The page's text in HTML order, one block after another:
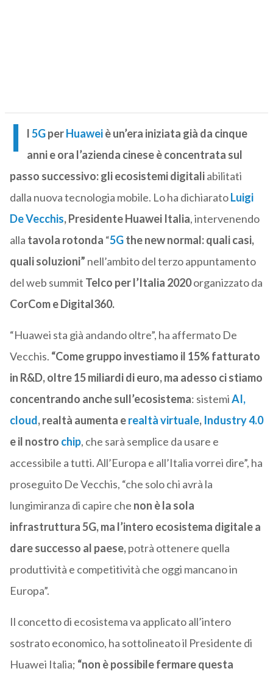
I l5GperHuaweiè un’era iniziata già da cinque
anni e ora l’azienda cineseè concentrata sul
passo successivo: gli ecosistemi digitaliabilitati
dalla nuova tecnologia mobile. Lo ha dichiaratoLuigi
De Vecchis, Presidente Huawei Italia, intervenendo
alla tavola rotonda “5Gthe new normal: quali casi,
quali soluzioni” nell’ambito del terzo appuntamento
del web summit Telco per l’Italia 2020organizzato da
CorCom e Digital360.
“Huawei sta già andando oltre”, ha affermato De
Vecchis. “Come gruppo investiamo il 15% fatturato
in R&D, oltre 15 miliardi di euro, ma adesso ci stiamo
concentrando anche sull’ecosistema: sistemiAI,
cloud, realtà aumenta erealtà virtuale, Industry 4.0
e il nostro chip, che sarà semplice da usare e
accessibile a tutti. All’Europa e all’Italia vorrei dire”, ha
proseguito De Vecchis, “che solo chi avrà la
lungimiranza di capire che non è la sola
infrastruttura 5G, ma l’intero ecosistema digitale a
dare successo al paese,potrà ottenere quella
produttività e competitività che oggi mancano in
Europa”.
Il concetto di ecosistema va applicato all’intero
sostrato economico, ha sottolineato il Presidente di
Huawei Italia; “non è possibile fermare questa